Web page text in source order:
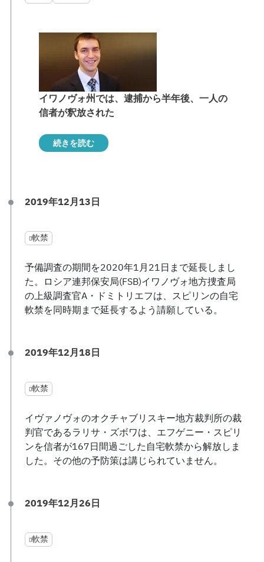
イワノヴォ州では、逮捕から半年後、一人の
信者が釈放された
続きを読む
2019年12月13日
軟禁
予備調査の期間を2020年1月21日まで延長しまし
た。ロシア連邦保安局(FSB)イワノヴォ地方捜査局
の上級調査官A・ドミトリエフは、スピリンの自宅
軟禁を同時期まで延長するよう請願している。
2019年12月18日
軟禁
イヴァノヴォのオクチャブリスキー地方裁判所の裁
判官であるラリサ・ズボワは、エフゲニー・スピリ
ンを信者が167日間過ごした自宅軟禁から解放しま
した。その他の予防策は講じられていません。
2019年12月26日
軟禁